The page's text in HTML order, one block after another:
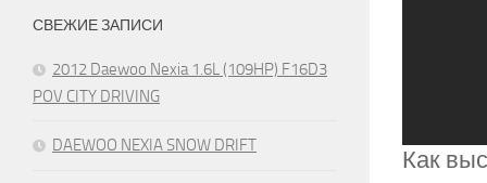
Как
СВЕЖИЕ ЗАПИСИ
2012 Daewoo Nexia 1.6L (109HP) F16D3
POV CITY DRIVING
DAEWOO NEXIA SNOW DRIFT